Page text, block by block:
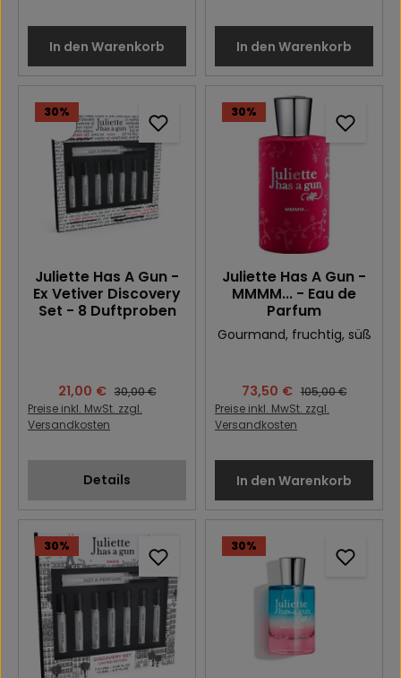
In den Warenkorb In den Warenkorb
30%
Juliette Has A Gun -
Ex Vetiver Discovery
Set - 8 Duftproben
Verkaufspreis:
21,00 € Regulärer Preis:
30,00 €
Preise inkl. MwSt. zzgl.
Versandkosten
Details
30%
Juliette Has A Gun -
MMMM... - Eau de
Parfum
Gourmand, fruchtig, süß
Verkaufspreis:
73,50 € Regulärer Preis:
105,00 €
Preise inkl. MwSt. zzgl.
Versandkosten
In den Warenkorb
30% 30%